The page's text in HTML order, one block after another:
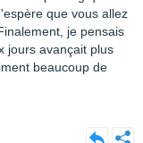
que vous allez
je pensais
jours avançait plus
beaucoup de